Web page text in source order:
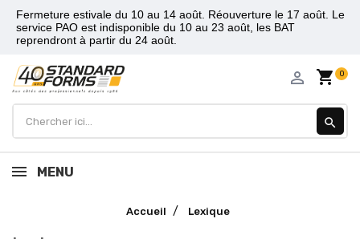
Fermeture estivale du 10 au 14 août. Réouverture le 17 août. Le
service PAO est indisponible du 10 au 23 août, les BAT
reprendront à partir du 24 août.
shopping_cart 0
person_outline
search
MENU
Accueil Lexique